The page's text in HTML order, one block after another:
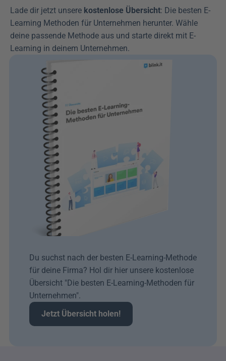
Lade dir jetzt unsere kostenlose Übersicht: Die besten E-
Learning Methoden für Unternehmen herunter. Wähle
deine passende Methode aus und starte direkt mit E-
Learning in deinem Unternehmen.
Du suchst nach der besten E-Learning-Methode
für deine Firma? Hol dir hier unsere kostenlose
Übersicht "Die besten E-Learning-Methoden für
Unternehmen".
Jetzt Übersicht holen!